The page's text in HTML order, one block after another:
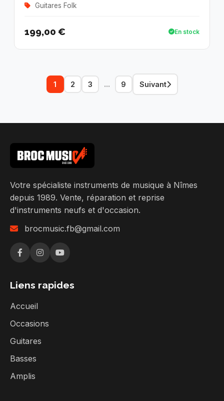
Guitares Folk
199,00 € En stock
1 2 3 ... 9 Suivant
Votre spécialiste instruments de musique à Nîmes
depuis 1989. Vente, réparation et reprise
d'instruments neufs et d'occasion.
brocmusic.fb@gmail.com
Liens rapides
Accueil
Occasions
Guitares
Basses
Amplis